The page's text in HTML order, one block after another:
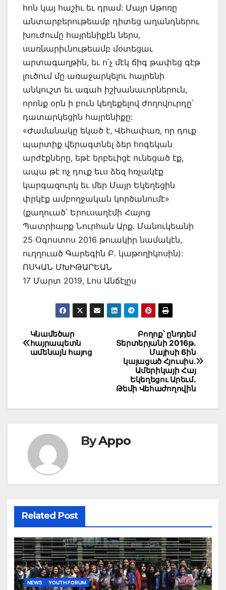
հոն կայ հաշիւ եւ դրամ: Մայր Աթոռը
անտարբերութեամբ դիտեց աղանդներու
խուժումը հայրենիքէն ներս,
սառնարիւնութեամբ մօտեցաւ
արտագաղթին, եւ ո՛չ մէկ ճիգ թափեց գէթ
լուծում մը առաջարկելու հայրենի
անկուշտ եւ ագահ իշխանաւորներուն,
որոնք օրն ի բուն կեղեքելով ժողովուրդը՝
դատարկեցին հայրենիքը:
«Ժամանակը եկած է, Վեհափառ, որ դուք
պարտիք վերագտնել ձեր հոգեկան
արժէքները, եթէ երբեւիցէ ունեցած էք,
ապա թէ ոչ դուք եւս ձեզ հռչակէք
կարգազուրկ եւ մեր Մայր Եկեղեցին
փրկէք ամբողջական կործանումէ»
(քաղուած՝ Երուսաղէմի Հայոց
Պատրիարք Նուրհան Արք. Մանուկեանի
25 Օգոստոս 2016 թուակիր նամակէն,
ուղղուած Գարեգին Բ. կաթողիկոսին):
ՈՍԿԱՆ ՄԽԻԹԱՐԵԱՆ
17 Մարտ 2019, Լոս Անճէլըս
Post
navigation
Բողոք՝ ընդդեմ
Տերտերյանի 2016թ.
Մայիսի 6ին
կայացած Հյուսիս.
Ամերիկայի Հայ
Եկեղեցու Արեւմ.
Թեմի Վեհաժողովին
Կնամեծար
հայրապետն
ամենայն հայոց
ByAppo
Related Post
NEWS YOUTH FORUM